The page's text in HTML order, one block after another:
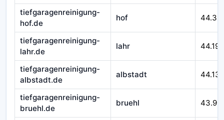
tiefgaragenreinigung-
hof.de
hof
tiefgaragenreinigung-
lahr.de
lahr 44.195
tiefgaragenreinigung-
albstadt.de
albstadt 44.135
tiefgaragenreinigung-
bruehl.de
bruehl